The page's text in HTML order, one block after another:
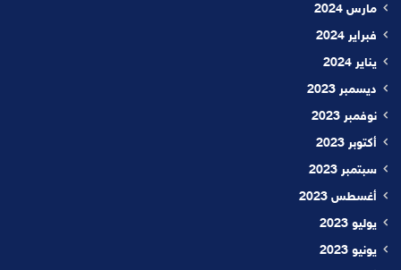
مارس 2024
فبراير 2024
يناير 2024
ديسمبر 2023
نوفمبر 2023
أكتوبر 2023
سبتمبر 2023
أغسطس 2023
يوليو 2023
يونيو 2023